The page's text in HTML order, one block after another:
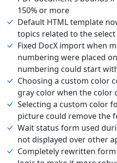
150% or more
Default HTML template
topics related to the
Fixed DocX import when
numbering were placed
numbering could start
Choosing a custom color
gray color when the color
Selecting a custom color
picture could remove the
Wait status form used
not displayed over other
Completely rewritten